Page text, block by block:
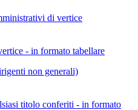
di vertice
- in formato tabellare
non generali)
titolo conferiti - in formato